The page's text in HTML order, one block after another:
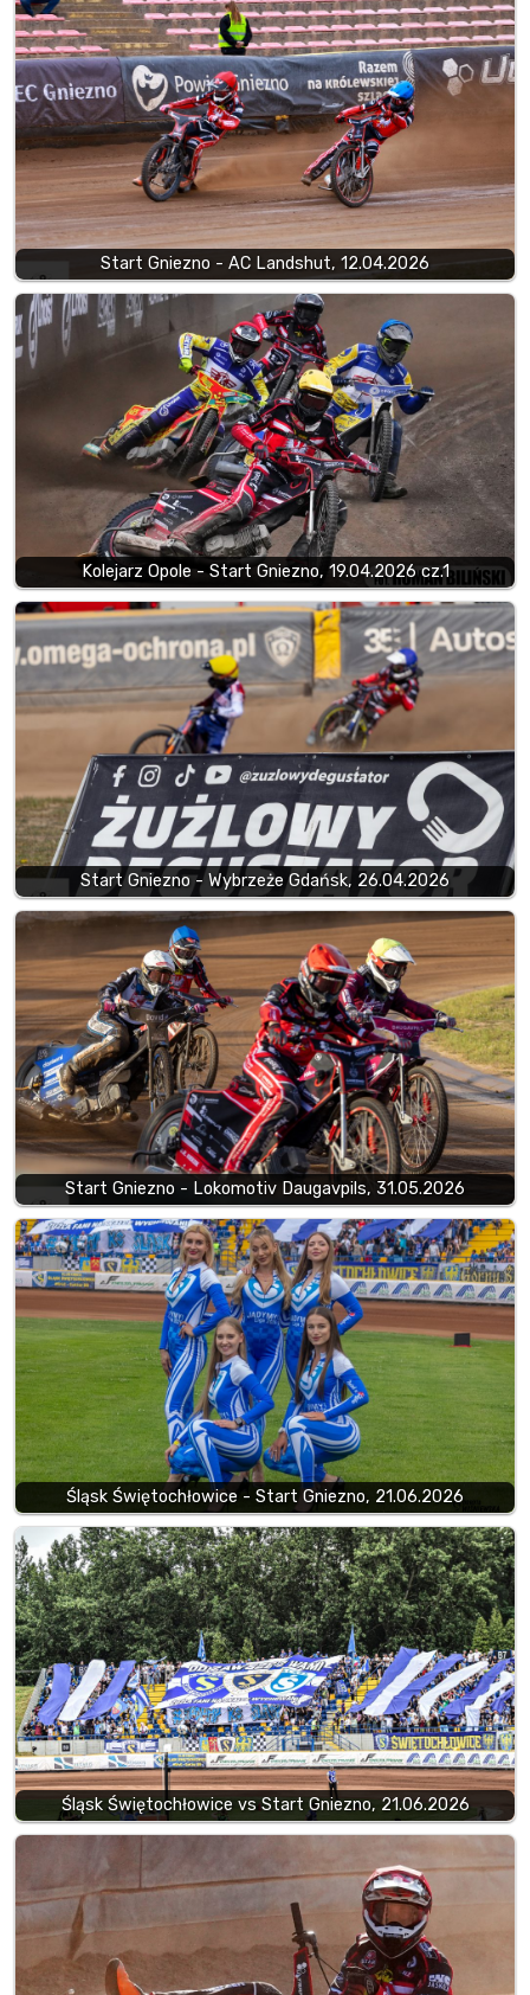
Start Gniezno - AC Landshut, 12.04.2026
Kolejarz Opole - Start Gniezno, 19.04.2026 cz.1
Start Gniezno - Wybrzeże Gdańsk, 26.04.2026
Start Gniezno - Lokomotiv Daugavpils, 31.05.2026
Śląsk Świętochłowice - Start Gniezno, 21.06.2026
Śląsk Świętochłowice vs Start Gniezno, 21.06.2026